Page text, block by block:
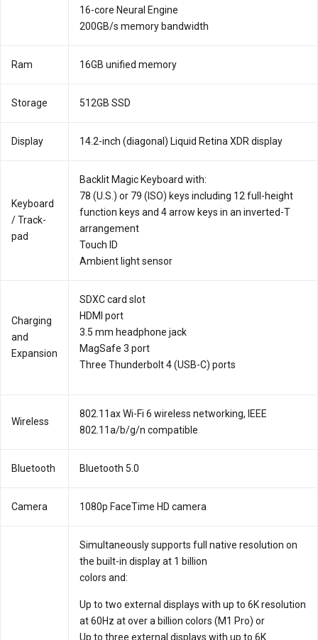
16-core Neural Engine
200GB/s memory bandwidth
Ram 16GB unified memory
Storage 512GB SSD
Display 14.2-inch (diagonal) Liquid Retina XDR display
Key­board
/ Track­
pad
Backlit Magic Keyboard with:
78 (U.S.) or 79 (ISO) keys including 12 full-height
function keys and 4 arrow keys in an inverted-T
arrangement
Touch ID
Ambient light sensor
Charging
and
Expansion
SDXC card slot
HDMI port
3.5 mm headphone jack
MagSafe 3 port
Three Thunderbolt 4 (USB-C) ports
Wireless
802.11ax Wi-Fi 6 wireless networking, IEEE
802.11a/b/g/n compatible
Bluetooth Bluetooth 5.0
Camera 1080p FaceTime HD camera
Simultaneously supports full native resolution on
the built-in display at 1 billion
colors and:
Up to two external displays with up to 6K resolution
at 60Hz at over a billion colors (M1 Pro) or
Up to three external displays with up to 6K